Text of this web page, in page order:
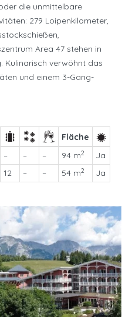
die unmittelbare
279 Loipenkilometer,
Area 47 stehen in
Kulinarisch verwöhnt das
und einem 3-Gang-
Fläche
– – – 94 m2
Ja
12 – – 54 m2 Ja